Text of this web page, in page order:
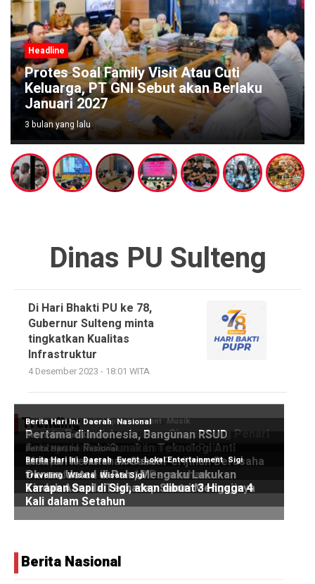
Headline
Wabup Poso Jemput Peluang Besar
Kakao Sulawesi di Forum Strategis
Makassar
3 bulan yang lalu
Dinas PU Sulteng
Di Hari Bhakti PU ke 78,
Gubernur Sulteng minta
tingkatkan Kualitas
Infrastruktur
4 Desember 2023 - 18:01 WITA
Trending
Berita Nasional